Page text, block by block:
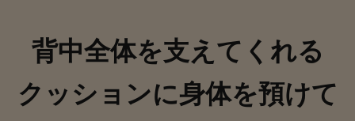
背中全体を支えてくれる
クッションに身体を預けて